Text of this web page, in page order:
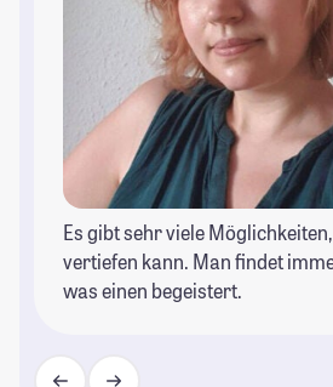
Es gibt sehr viele
vertiefen kann. Man findet
was einen begeistert.